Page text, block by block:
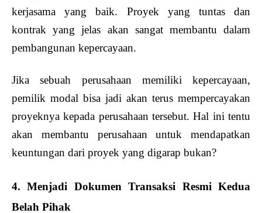
kerjasama yang baik. Proyek yang tuntas dan
kontrak yang jelas akan sangat membantu dalam
pembangunan kepercayaan.
Jika sebuah perusahaan memiliki kepercayaan,
pemilik modal bisa jadi akan terus mempercayakan
proyeknya kepada perusahaan tersebut. Hal ini tentu
akan membantu perusahaan untuk mendapatkan
keuntungan dari proyek yang digarap bukan?
4. Menjadi Dokumen Transaksi Resmi Kedua
Belah Pihak